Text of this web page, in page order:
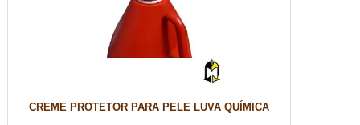
CREME PROTETOR PARA PELE LUVA QUÍMICA